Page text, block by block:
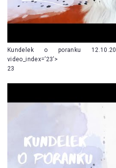
Kundelek o poranku
video_index=’23’>
23